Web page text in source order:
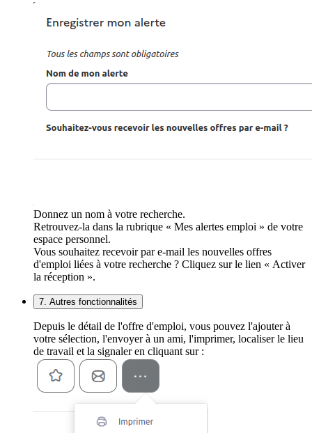
Donnez un nom à votre recherche.
Retrouvez-la dans la rubrique « Mes alertes emploi » de votre
espace personnel.
Vous souhaitez recevoir par e-mail les nouvelles offres
d'emploi liées à votre recherche ? Cliquez sur le lien « Activer
la réception ».
7. Autres fonctionnalités
Depuis le détail de l'offre d'emploi, vous pouvez l'ajouter à
votre sélection, l'envoyer à un ami, l'imprimer, localiser le lieu
de travail et la signaler en cliquant sur :